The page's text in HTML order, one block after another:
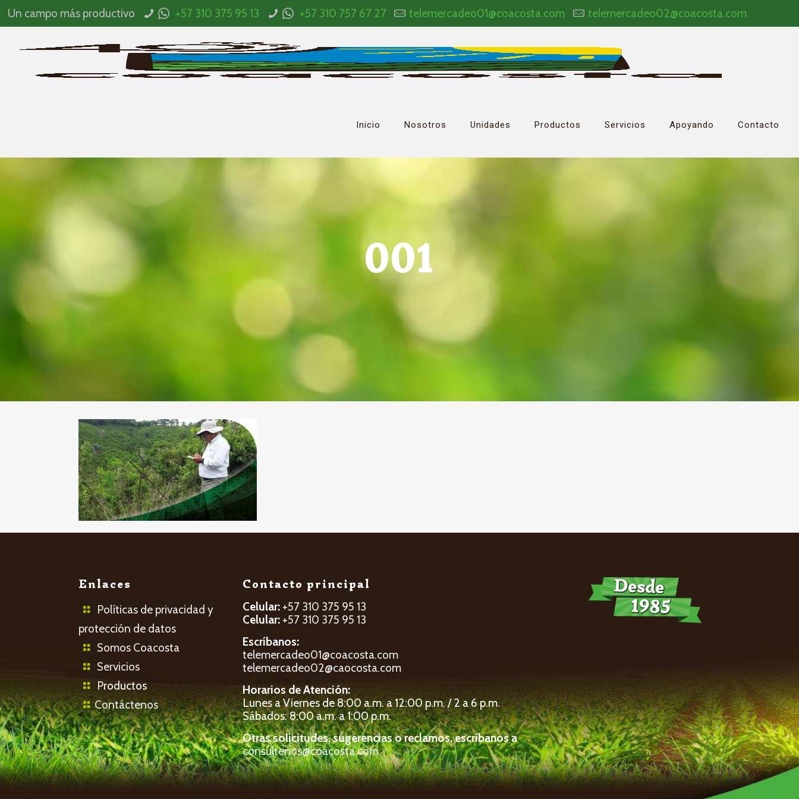
Un campo más productivo +57 310 375 95 13 +57 310 757 67 27 telemercadeo01@coacosta.com telemercadeo02@coacosta.com
Inicio Nosotros Unidades Productos Servicios Apoyando Contacto
001
Enlaces
Políticas de privacidad y
protección de datos
Somos Coacosta
Servicios
Productos
Contáctenos
Contacto principal
Celular: +57 310 375 95 13
Celular: +57 310 375 95 13
Escríbanos:
telemercadeo01@coacosta.com
telemercadeo02@caocosta.com
Horarios de Atención:
Lunes a Viernes de 8:00 a.m. a 12:00 p.m. / 2 a 6 p.m.
Sábados: 8:00 a.m. a 1:00 p.m.
Otras solicitudes, sugerencias o reclamos, escríbanos a
consultenos@coacosta.com